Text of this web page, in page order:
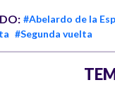
#Abelardo de la
#Segunda vuelta